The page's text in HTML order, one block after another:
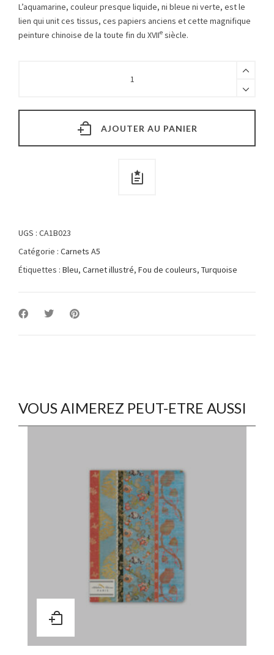
L’aquamarine, couleur presque liquide, ni bleue ni verte, est le
lien qui unit ces tissus, ces papiers anciens et cette magnifique
peinture chinoise de la toute fin du XVIIe siècle.
AJOUTER AU PANIER
UGS : CA1B023
Catégorie : Carnets A5
Étiquettes : Bleu, Carnet illustré, Fou de couleurs, Turquoise
VOUS AIMEREZ PEUT-ETRE AUSSI